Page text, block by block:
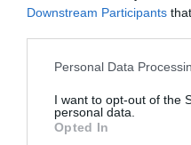
Downstream Participants
Please note that this
not limited to your visit or
grant or deny consent to
use your data for below
Personal Data
I want to opt-out of the
personal data.
Opted In
Εύβοια: Ολοκληρώθηκε
Ο λόγος που
του Σωτήρος – Πως θα
τέλειο μαγείρεμα
Χωρίς ενεργό μέτωπο –
Παραμένουν ισχυρές
δυνάμεις της
Πυροσβεστικής